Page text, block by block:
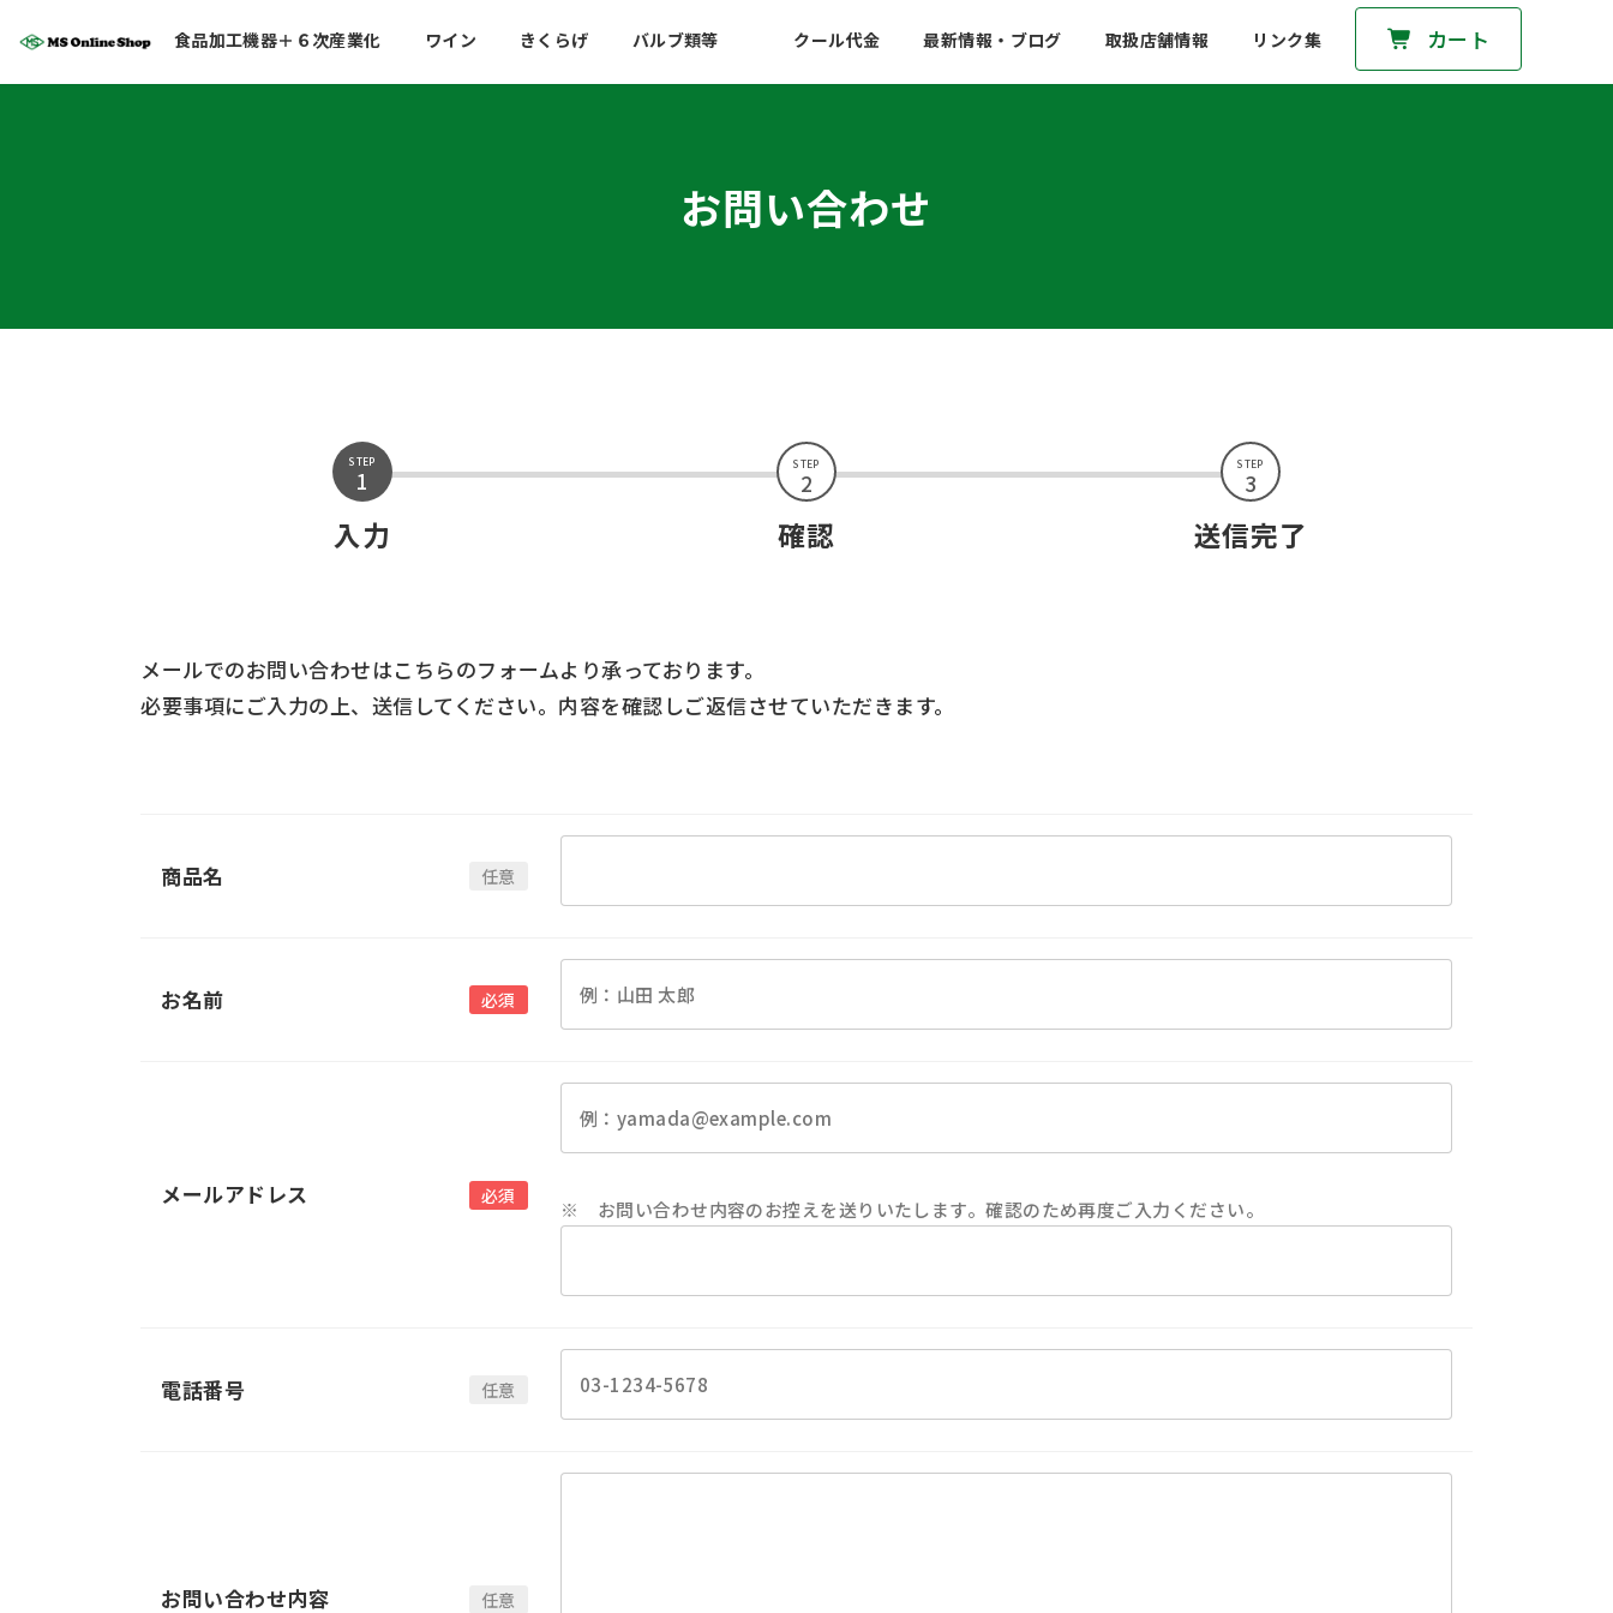
ン
テ
ビ
ゲ
カート
食品加工機器＋６次産業化 ワイン きくらげ バルブ類等 クール代金 最新情報・ブログ 取扱店舗情報 リンク集
お問い合わせ
入力
STEP
1
確認
STEP
2
送信完了
STEP
3
メールでのお問い合わせはこちらのフォームより承っております。
必要事項にご入力の上、送信してください。内容を確認しご返信させていただきます。
商品名
お名前
メールアドレス
※ お問い合わせ内容のお控えを送りいたします。確認のため再度ご入力ください。
電話番号
お問い合わせ内容